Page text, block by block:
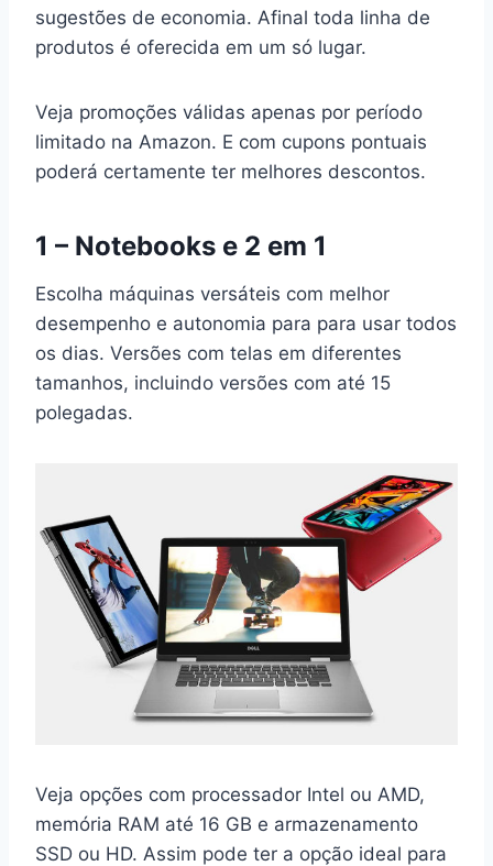
sugestões de economia. Afinal toda linha de
produtos é oferecida em um só lugar.
Veja promoções válidas apenas por período
limitado na Amazon. E com cupons pontuais
poderá certamente ter melhores descontos.
1 – Notebooks e 2 em 1
Escolha máquinas versáteis com melhor
desempenho e autonomia para para usar todos
os dias. Versões com telas em diferentes
tamanhos, incluindo versões com até 15
polegadas.
Veja opções com processador Intel ou AMD,
memória RAM até 16 GB e armazenamento
SSD ou HD. Assim pode ter a opção ideal para